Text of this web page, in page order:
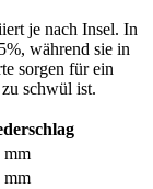
je nach Insel. In
während sie in
sorgen für ein
schwül ist.
mm
mm